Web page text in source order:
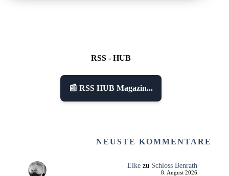
RSS - HUB
📰 RSS HUB Magazin...
NEUSTE KOMMENTARE
Elkezu Schloss Benrath
8. August 2026